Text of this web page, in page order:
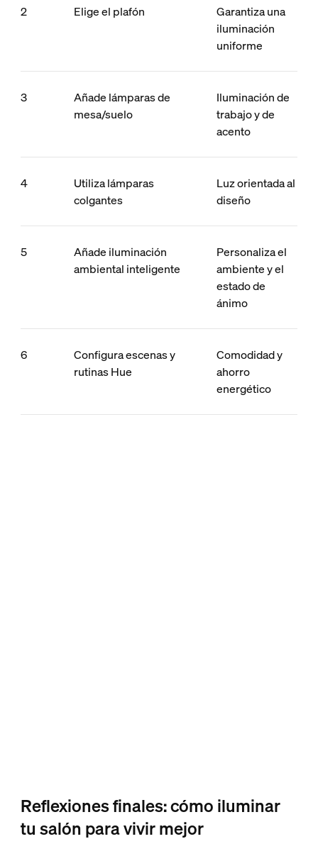
2 Elige el plafón
Garantiza una
iluminación
uniforme
3
Añade lámparas de
mesa/suelo
Iluminación de
trabajo y de
acento
4
Utiliza lámparas
colgantes
Luz orientada al
diseño
5
Añade iluminación
ambiental inteligente
Personaliza el
ambiente y el
estado de
ánimo
6
Configura escenas y
rutinas Hue
Comodidad y
ahorro
energético
Reflexiones finales: cómo iluminar
tu salón para vivir mejor